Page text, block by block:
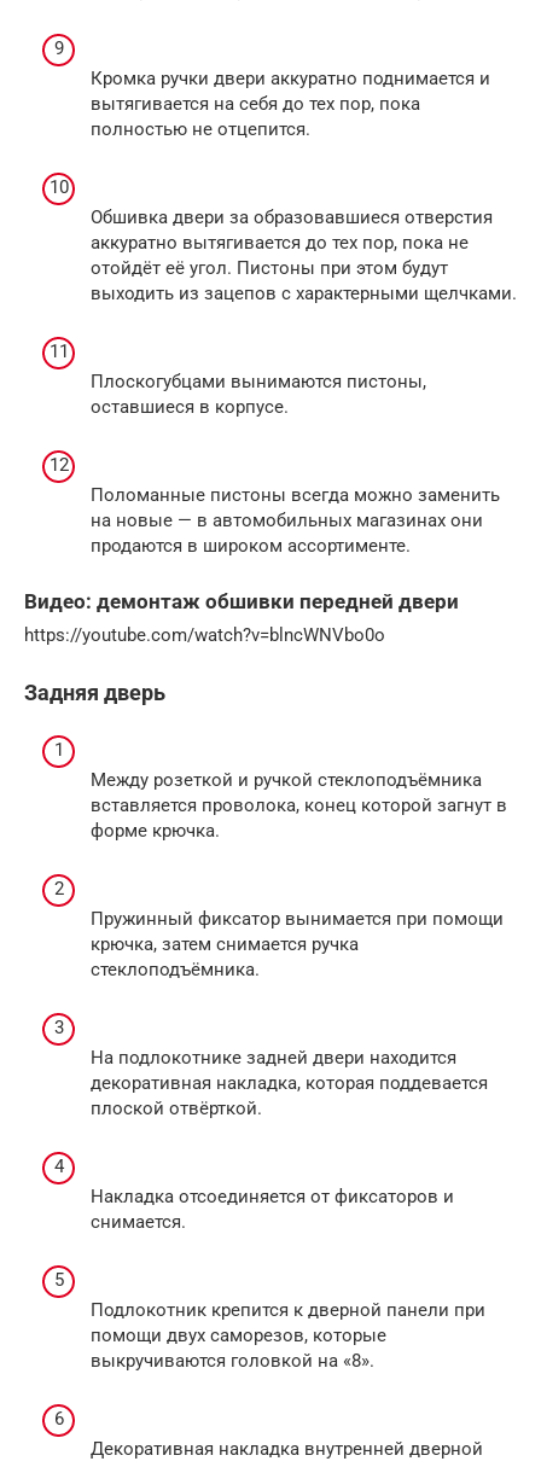
Кромка ручки двери аккуратно поднимается и
вытягивается на себя до тех пор, пока
полностью не отцепится.
Обшивка двери за образовавшиеся отверстия
аккуратно вытягивается до тех пор, пока не
отойдёт её угол. Пистоны при этом будут
выходить из зацепов с характерными щелчками.
Плоскогубцами вынимаются пистоны,
оставшиеся в корпусе.
Поломанные пистоны всегда можно заменить
на новые — в автомобильных магазинах они
продаются в широком ассортименте.
Видео: демонтаж обшивки передней двери
https://youtube.com/watch?v=blncWNVbo0o
Задняя дверь
Между розеткой и ручкой стеклоподъёмника
вставляется проволока, конец которой загнут в
форме крючка.
Пружинный фиксатор вынимается при помощи
крючка, затем снимается ручка
стеклоподъёмника.
На подлокотнике задней двери находится
декоративная накладка, которая поддевается
плоской отвёрткой.
Накладка отсоединяется от фиксаторов и
снимается.
Подлокотник крепится к дверной панели при
помощи двух саморезов, которые
выкручиваются головкой на «8».
Декоративная накладка внутренней дверной